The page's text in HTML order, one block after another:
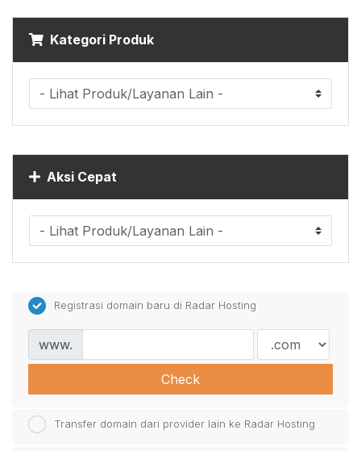
Kategori Produk
Aksi Cepat
Registrasi domain baru di Radar Hosting
www.
Check
Transfer domain dari provider lain ke Radar Hosting